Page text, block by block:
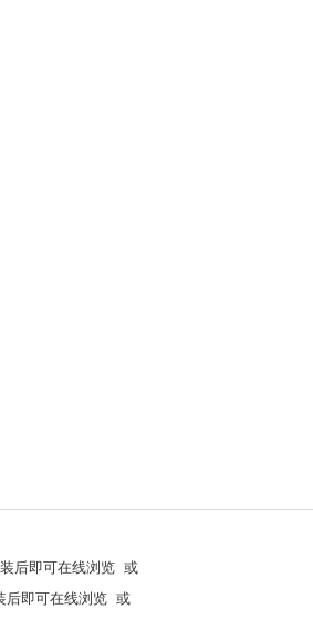
后即可在线浏览 或
后即可在线浏览 或